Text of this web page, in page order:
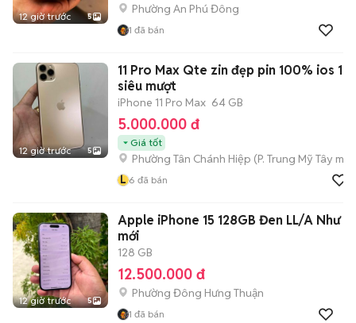
12 giờ trước 5
Phường An Phú Đông
1 đã bán
12 giờ trước 5
11 Pro Max Qte zin đẹp pin 100% ios 16
siêu mượt
iPhone 11 Pro Max 64 GB
5.000.000 đ
Giá tốt
Phường Tân Chánh Hiệp (P. Trung Mỹ Tây mới)
L 6 đã bán
12 giờ trước 5
Apple iPhone 15 128GB Đen LL/A Như
mới
128 GB
12.500.000 đ
Phường Đông Hưng Thuận
1 đã bán